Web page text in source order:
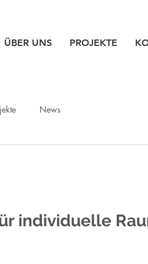
ÜBER UNS PROJEKTE
News
individuelle